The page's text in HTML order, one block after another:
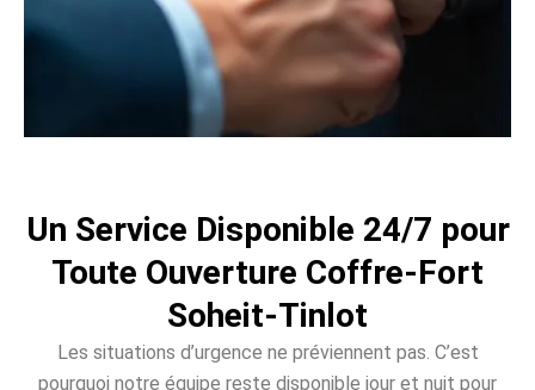
Un Service Disponible 24/7 pour
Toute Ouverture Coffre-Fort
Soheit-Tinlot
Les situations d’urgence ne préviennent pas. C’est
pourquoi notre équipe reste disponible jour et nuit pour